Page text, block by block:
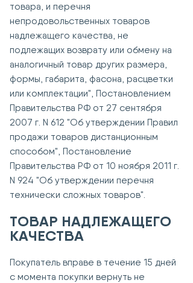
товара, и перечня
непродовольственных товаров
надлежащего качества, не
подлежащих возврату или обмену на
аналогичный товар других размера,
формы, габарита, фасона, расцветки
или комплектации", Постановлением
Правительства РФ от 27 сентября
2007 г. N 612 "Об утверждении Правил
продажи товаров дистанционным
способом", Постановление
Правительства РФ от 10 ноября 2011 г.
N 924 "Об утверждении перечня
технически сложных товаров".
ТОВАР НАДЛЕЖАЩЕГО
КАЧЕСТВА
Покупатель вправе в течение 15 дней
с момента покупки вернуть не